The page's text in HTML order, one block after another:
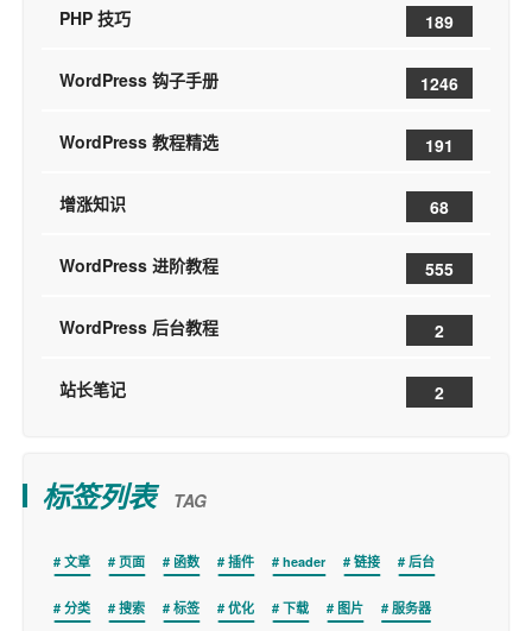
PHP 技巧 189
WordPress 钩子手册 1246
WordPress 教程精选 191
增涨知识 68
WordPress 进阶教程 555
WordPress 后台教程 2
站长笔记 2
标签列表 TAG
文章 页面 函数 插件 header 链接 后台
分类 搜索 标签 优化 下载 图片 服务器